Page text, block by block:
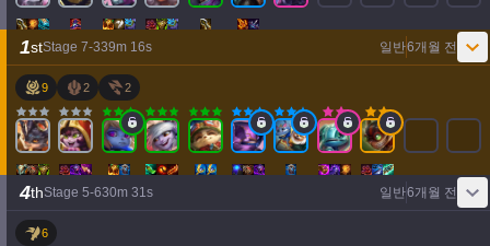
1stStage 7-339m 16s 일반6개월 전
9 2 2
4thStage 5-630m 31s 일반6개월 전
6